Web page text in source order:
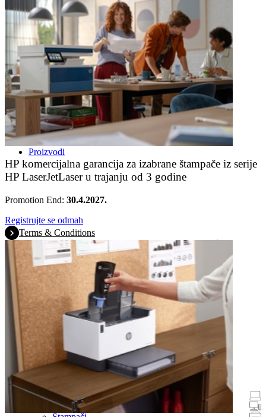
Proizvodi
Laptopovi i tableti
Stoni računari
Promocije
HP komercijalna garancija za izabrane štampače iz serije
HP LaserJetLaser u trajanju od 3 godine
Promotion End: 30.4.2027.
Registrujte se odmah
Terms & Conditions